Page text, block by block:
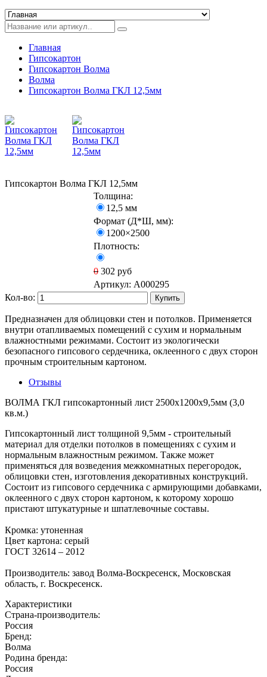
Главная
Гипсокартон
Гипсокартон Волма
Волма
Гипсокартон Волма ГКЛ 12,5мм
Гипсокартон Волма ГКЛ 12,5мм
Толщина:
12,5 мм
Формат (Д*Ш, мм):
1200×2500
Плотность:
0 302 руб
Артикул: A000295
Кол-во:
Купить
Предназначен для облицовки стен и потолков. Применяется
внутри отапливаемых помещений с сухим и нормальным
влажностными режимами. Состоит из экологически
безопасного гипсового сердечника, оклеенного с двух сторон
прочным строительным картоном.
Отзывы
ВОЛМА ГКЛ гипсокартонный лист 2500х1200х9,5мм (3,0
кв.м.)
Гипсокартонный лист толщиной 9,5мм - строительный
материал для отделки потолков в помещениях с сухим и
нормальным влажностным режимом. Также может
применяться для возведения межкомнатных перегородок,
облицовки стен, изготовления декоративных конструкций.
Состоит из гипсового сердечника с армирующими добавками,
оклеенного с двух сторон картоном, к которому хорошо
пристают штукатурные и шпатлевочные составы.
Кромка: утоненная
Цвет картона: серый
ГОСТ 32614 – 2012
Производитель: завод Волма-Воскресенск, Московская
область, г. Воскресенск.
Характеристики
Страна-производитель:
Россия
Бренд:
Волма
Родина бренда:
Россия